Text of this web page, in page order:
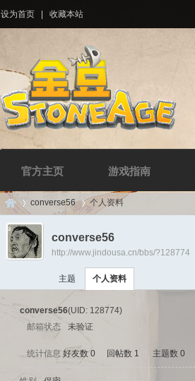
设为首页 收藏本站
官方主页 游戏指南
Di ›
converse56 个人资料
converse56
http://www.jindousa.cn/bbs/?128774
主题 个人资料
converse56(UID: 128774)
邮箱状态
未验证
统计信息 好友数 0 回帖数 1 主题数 0